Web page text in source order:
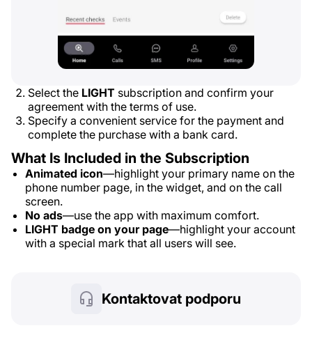
Select the LIGHT subscription and confirm your
agreement with the terms of use.
Specify a convenient service for the payment and
complete the purchase with a bank card.
What Is Included in the Subscription
Animated icon—highlight your primary name on the
phone number page, in the widget, and on the call
screen.
No ads—use the app with maximum comfort.
LIGHT badge on your page—highlight your account
with a special mark that all users will see.
Kontaktovat podporu